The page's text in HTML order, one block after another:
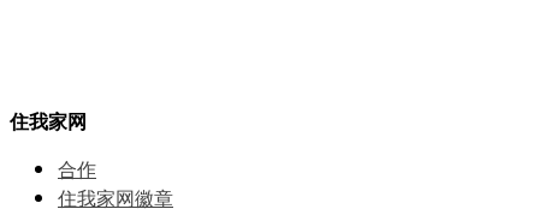
住我家网
合作
住我家网徽章